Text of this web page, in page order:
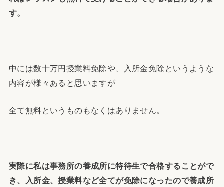
す。
中には数十万円授業料免除や、入所金免除というような
内容が様々あると思いますが
全て無料というものもなくはありません。
実際に私は事務所の養成所に特待生で合格することがで
き、入所金、授業料など全てが免除になったので養成所